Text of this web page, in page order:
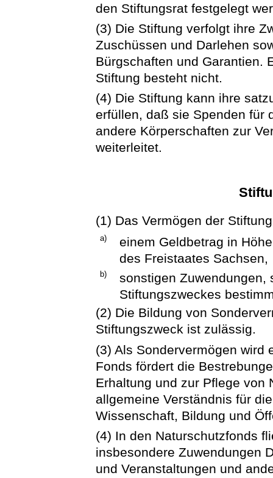
den Stiftungsrat festgelegt
(3) Die Stiftung verfolgt ihre
Zuschüssen und Darlehen
Bürgschaften und Garantien.
Stiftung besteht nicht.
(4) Die Stiftung kann ihre
erfüllen, daß sie Spenden für
andere Körperschaften zur
weiterleitet.
(1) Das Vermögen der
a)
einem Geldbetrag in
des Freistaates Sachsen,
b)
sonstigen Zuwendungen,
Stiftungszweckes
(2) Die Bildung von
Stiftungszweck ist zulässig.
(3) Als Sondervermögen wird
Fonds fördert die
Erhaltung und zur Pflege von
allgemeine Verständnis für
Wissenschaft, Bildung und
(4) In den Naturschutzfonds
insbesondere Zuwendungen
und Veranstaltungen und